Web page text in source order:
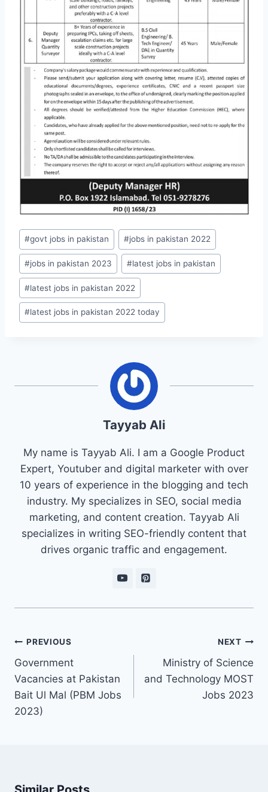
Post
Tags:
#govt jobs in pakistan #jobs in pakistan 2022
#jobs in pakistan 2023 #latest jobs in pakistan
#latest jobs in pakistan 2022
#latest jobs in pakistan 2022 today
Tayyab Ali
My name is Tayyab Ali. I am a Google Product
Expert, Youtuber and digital marketer with over
10 years of experience in the blogging and tech
industry. My specializes in SEO, social media
marketing, and content creation. Tayyab Ali
specializes in writing SEO-friendly content that
drives organic traffic and engagement.
Post
navigation
PREVIOUS
Government
Vacancies at Pakistan
Bait Ul Mal (PBM Jobs
2023)
NEXT
Ministry of Science
and Technology MOST
Jobs 2023